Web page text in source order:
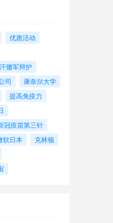
优惠活动
撤军辩护
司
康奈尔大学
提高免疫力
冠疫苗第三针
软日本
克林顿